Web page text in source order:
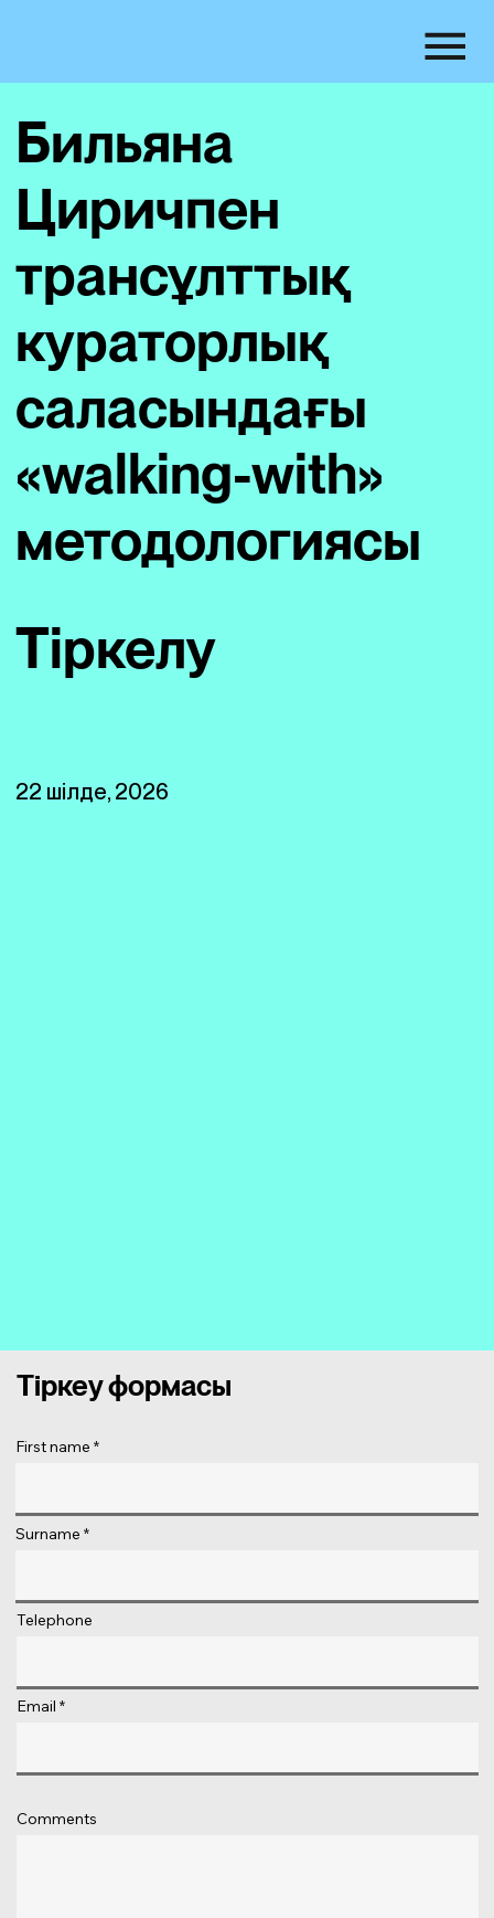
22 шілде, 2026
Бильяна
Циричпен
трансұлттық
кураторлық
саласындағы
«walking-with»
методологиясы
Тіркелу
Тіркеу формасы
First name
Surname
Telephone
Email
Comments